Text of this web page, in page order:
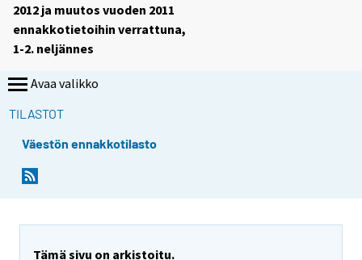
2012 ja muutos vuoden 2011
ennakkotietoihin verrattuna,
1-2. neljännes
Avaa valikko
TILASTOT
Väestön ennakkotilasto
Tämä sivu on arkistoitu.